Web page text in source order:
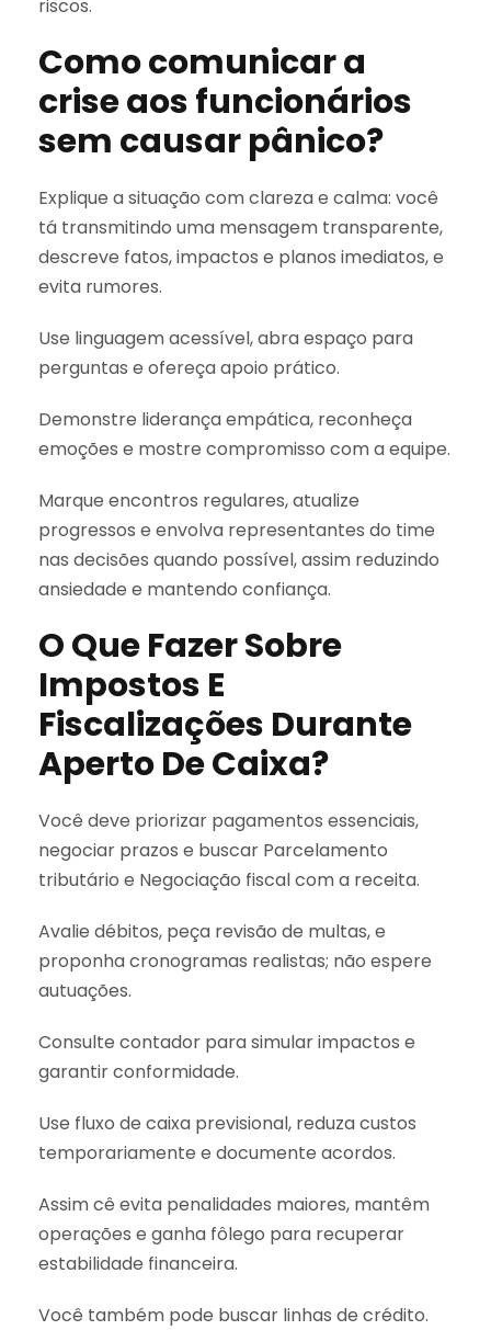
riscos.
Como comunicar a
crise aos funcionários
sem causar pânico?
Explique a situação com clareza e calma: você
tá transmitindo uma mensagem transparente,
descreve fatos, impactos e planos imediatos, e
evita rumores.
Use linguagem acessível, abra espaço para
perguntas e ofereça apoio prático.
Demonstre liderança empática, reconheça
emoções e mostre compromisso com a equipe.
Marque encontros regulares, atualize
progressos e envolva representantes do time
nas decisões quando possível, assim reduzindo
ansiedade e mantendo confiança.
O Que Fazer Sobre
Impostos E
Fiscalizações Durante
Aperto De Caixa?
Você deve priorizar pagamentos essenciais,
negociar prazos e buscar Parcelamento
tributário e Negociação fiscal com a receita.
Avalie débitos, peça revisão de multas, e
proponha cronogramas realistas; não espere
autuações.
Consulte contador para simular impactos e
garantir conformidade.
Use fluxo de caixa previsional, reduza custos
temporariamente e documente acordos.
Assim cê evita penalidades maiores, mantêm
operações e ganha fôlego para recuperar
estabilidade financeira.
Você também pode buscar linhas de crédito.